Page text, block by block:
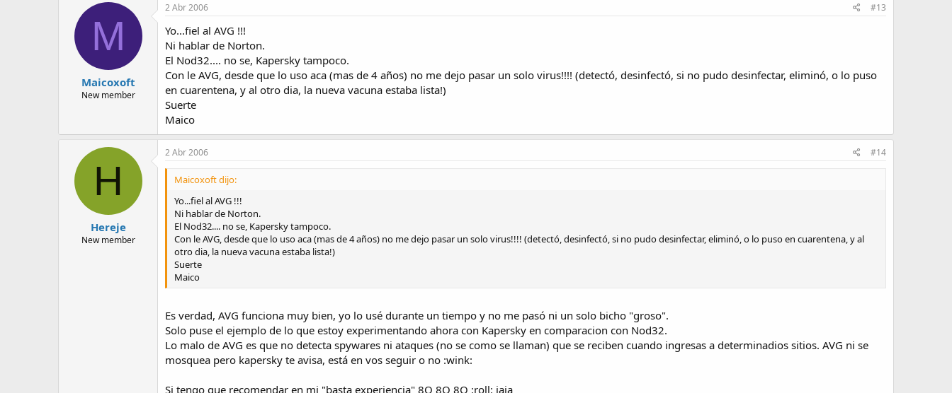
M
Maicoxoft
New member
2 Abr 2006 #13
Yo...fiel al AVG !!!
Ni hablar de Norton.
El Nod32.... no se, Kapersky tampoco.
Con le AVG, desde que lo uso aca (mas de 4 años) no me dejo pasar un solo virus!!!! (detectó, desinfectó, si no pudo desinfectar, eliminó, o lo puso
en cuarentena, y al otro dia, la nueva vacuna estaba lista!)
Suerte
Maico
H
Hereje
New member
2 Abr 2006 #14
Maicoxoft dijo:
Yo...fiel al AVG !!!
Ni hablar de Norton.
El Nod32.... no se, Kapersky tampoco.
Con le AVG, desde que lo uso aca (mas de 4 años) no me dejo pasar un solo virus!!!! (detectó, desinfectó, si no pudo desinfectar, eliminó, o lo puso en cuarentena, y al
otro dia, la nueva vacuna estaba lista!)
Suerte
Maico
Es verdad, AVG funciona muy bien, yo lo usé durante un tiempo y no me pasó ni un solo bicho "groso".
Solo puse el ejemplo de lo que estoy experimentando ahora con Kapersky en comparacion con Nod32.
Lo malo de AVG es que no detecta spywares ni ataques (no se como se llaman) que se reciben cuando ingresas a determinadios sitios. AVG ni se
mosquea pero kapersky te avisa, está en vos seguir o no :wink:
Si tengo que recomendar en mi "basta experiencia" 8O 8O 8O :roll: jaja